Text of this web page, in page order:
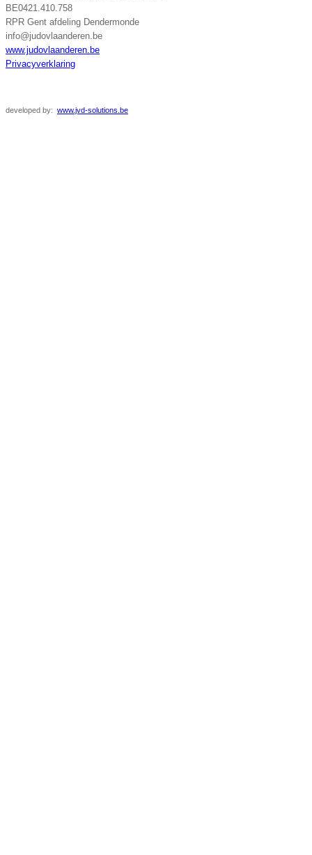
BE0421.410.758
RPR Gent afdeling Dendermonde
info@judovlaanderen.be
www.judovlaanderen.be
Privacyverklaring
developed by: www.jvd-solutions.be